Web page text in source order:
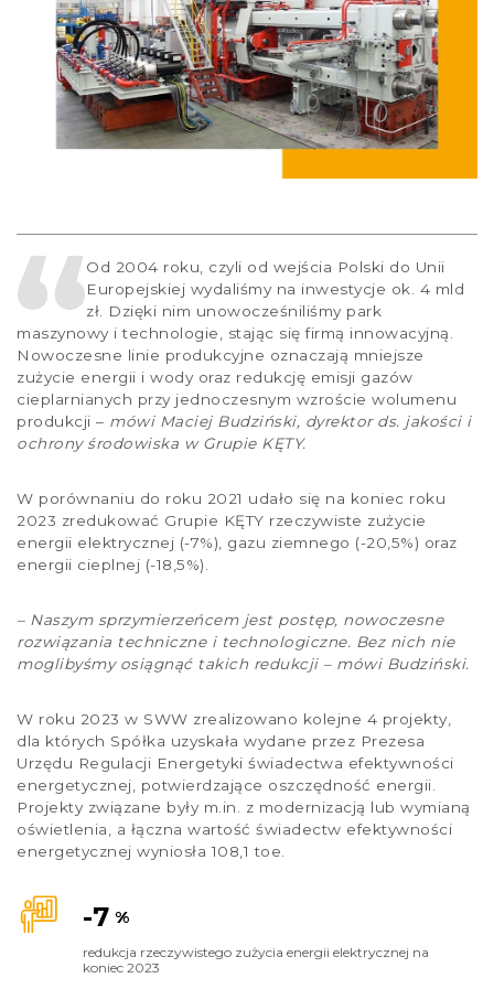
Od 2004 roku, czyli od wejścia Polski do Unii
Europejskiej wydaliśmy na inwestycje ok. 4 mld
zł. Dzięki nim unowocześniliśmy park
maszynowy i technologie, stając się firmą innowacyjną.
Nowoczesne linie produkcyjne oznaczają mniejsze
zużycie energii i wody oraz redukcję emisji gazów
cieplarnianych przy jednoczesnym wzroście wolumenu
produkcji – mówi Maciej Budziński, dyrektor ds. jakości i
ochrony środowiska w Grupie KĘTY.
W porównaniu do roku 2021 udało się na koniec roku
2023 zredukować Grupie KĘTY rzeczywiste zużycie
energii elektrycznej (-7%), gazu ziemnego (-20,5%) oraz
energii cieplnej (-18,5%).
– Naszym sprzymierzeńcem jest postęp, nowoczesne
rozwiązania techniczne i technologiczne. Bez nich nie
moglibyśmy osiągnąć takich redukcji – mówi Budziński.
W roku 2023 w SWW zrealizowano kolejne 4 projekty,
dla których Spółka uzyskała wydane przez Prezesa
Urzędu Regulacji Energetyki świadectwa efektywności
energetycznej, potwierdzające oszczędność energii.
Projekty związane były m.in. z modernizacją lub wymianą
oświetlenia, a łączna wartość świadectw efektywności
energetycznej wyniosła 108,1 toe.
-7 %
redukcja rzeczywistego zużycia energii elektrycznej na
koniec 2023